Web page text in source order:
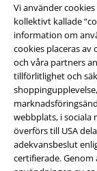
Vi använder
kollektivt kallade
information om
cookies placeras av
och våra partners
tillförlitlighet och
webbplats, i sociala
överförs till USA
adekvansbeslut
certifierade. Genom
Juridisk
Villkor
Om oss
Ladda ner villkoren